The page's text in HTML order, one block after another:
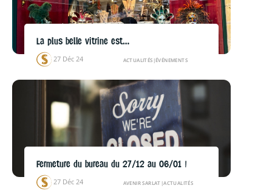
La plus belle vitrine est…
27 Déc 24 ACTUALITÉS |ÉVÉNEMENTS
Fermeture du bureau du 27/12 au 06/01 !
27 Déc 24 AVENIR SARLAT |ACTUALITÉS